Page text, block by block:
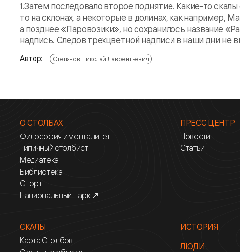
1.Затем последовало второе поднятие. Какие-то
то на склонах, а некоторые в долинах, как например,
а позднее «Паровозики», но сохранилось название
надпись. Следов трехцветной надписи в наши дни не
Автор: Степанов Николай Лаврентьевич
О СТОЛБАХ
Философия и менталитет
Типичный столбист
Медиатека
Библиотека
Спорт
Национальный парк ↗
ПРЕСС ЦЕНТР
Новости
Статьи
СКАЛЫ
Карта Столбов
ИСТОРИЯ
ЛЮДИ